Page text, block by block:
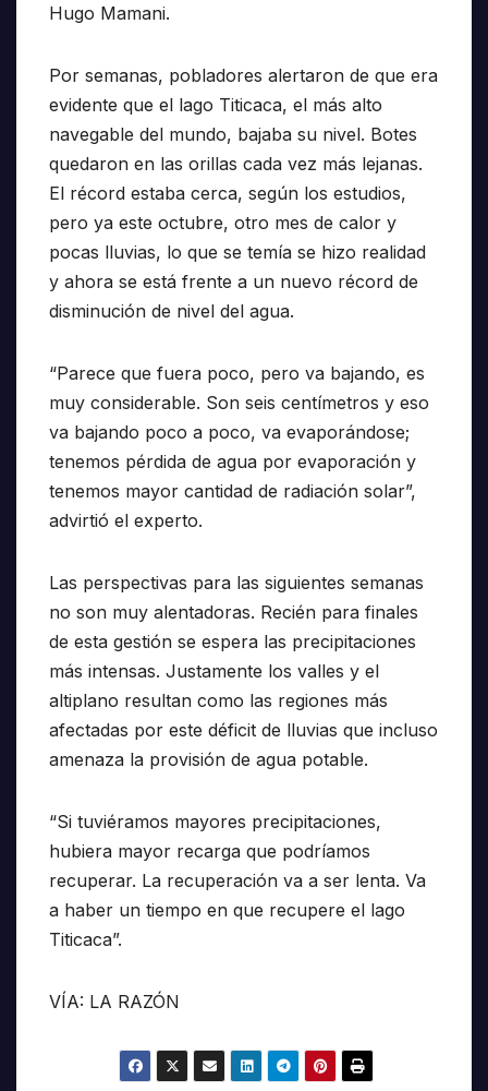
Hugo Mamani.
Por semanas, pobladores alertaron de que era
evidente que el lago Titicaca, el más alto
navegable del mundo, bajaba su nivel. Botes
quedaron en las orillas cada vez más lejanas.
El récord estaba cerca, según los estudios,
pero ya este octubre, otro mes de calor y
pocas lluvias, lo que se temía se hizo realidad
y ahora se está frente a un nuevo récord de
disminución de nivel del agua.
“Parece que fuera poco, pero va bajando, es
muy considerable. Son seis centímetros y eso
va bajando poco a poco, va evaporándose;
tenemos pérdida de agua por evaporación y
tenemos mayor cantidad de radiación solar”,
advirtió el experto.
Las perspectivas para las siguientes semanas
no son muy alentadoras. Recién para finales
de esta gestión se espera las precipitaciones
más intensas. Justamente los valles y el
altiplano resultan como las regiones más
afectadas por este déficit de lluvias que incluso
amenaza la provisión de agua potable.
“Si tuviéramos mayores precipitaciones,
hubiera mayor recarga que podríamos
recuperar. La recuperación va a ser lenta. Va
a haber un tiempo en que recupere el lago
Titicaca”.
VÍA: LA RAZÓN